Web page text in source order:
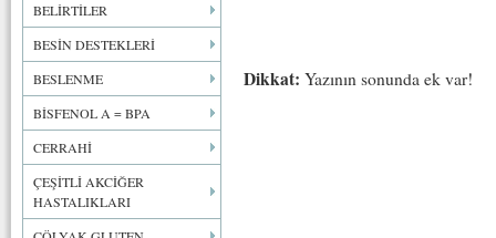
BELİRTİLER
BESİN DESTEKLERİ
BESLENME
BİSFENOL A = BPA
CERRAHİ
ÇEŞİTLİ AKCİĞER
HASTALIKLARI
Dikkat: Yazının sonunda ek var!